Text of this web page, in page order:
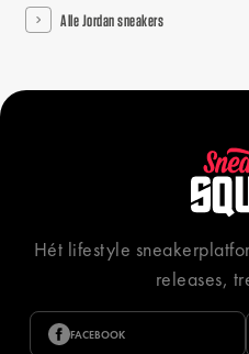
Alle Jordan sneakers
Hét lifestyle
releases,
FACEBOOK